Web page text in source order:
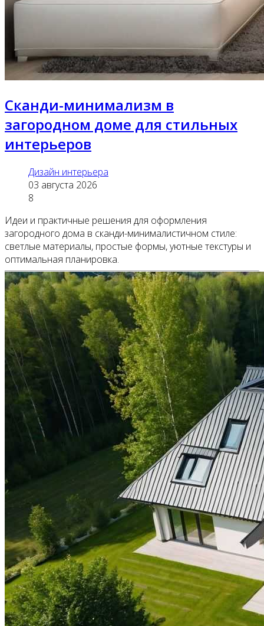
Сканди-минимализм в
загородном доме для стильных
интерьеров
Дизайн интерьера
03 августа 2026
8
Идеи и практичные решения для оформления
загородного дома в сканди-минималистичном стиле:
светлые материалы, простые формы, уютные текстуры и
оптимальная планировка.